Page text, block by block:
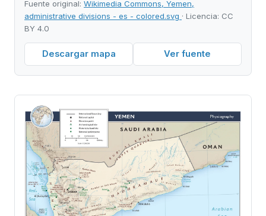
Fuente original: Wikimedia Commons, Yemen,
administrative divisions - es - colored.svg · Licencia: CC
BY 4.0
Descargar mapa Ver fuente